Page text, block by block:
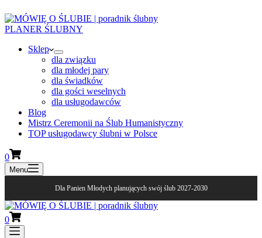
PLANER ŚLUBNY
Sklep
dla związku
dla młodej pary
dla świadków
dla gości weselnych
dla usługodawców
Blog
Mistrz Ceremonii na Ślub Humanistyczny
TOP usługodawcy ślubni w Polsce
0
Menu
Dla Panien Młodych planujących swój ślub 2027-2030
0